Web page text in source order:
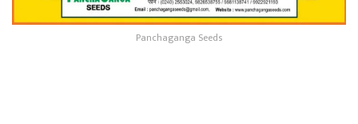
Panchaganga Seeds